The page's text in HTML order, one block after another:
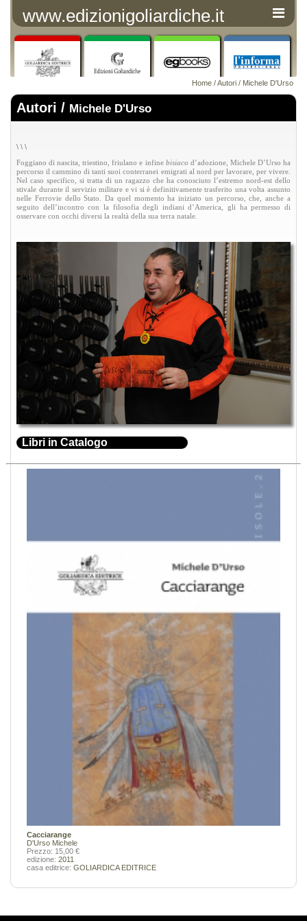
www.edizionigoliardiche.it
Home /Autori / Michele D'Urso
Autori / Michele D'Urso
\ \ \
Foggiano di nascita, triestino, friulano e infine bisiaco d’adozione, Michele D’Urso ha
percorso il cammino di tanti suoi conterranei emigrati al nord per lavorare, per vivere.
Nel caso specifico, si tratta di un ragazzo che ha conosciuto l’estremo nord-est dello
stivale durante il servizio militare e vi si è definitivamente trasferito una volta assunto
nelle Ferrovie dello Stato. Da quel momento ha iniziato un percorso, che, anche a
seguito dell’incontro con la filosofia degli indiani d’America, gli ha permesso di
osservare con occhi diversi la realtà della sua terra natale.
Libri in Catalogo
Cacciarange
D'Urso Michele
Prezzo: 15,00 €
edizione: 2011
casa editrice: GOLIARDICA EDITRICE